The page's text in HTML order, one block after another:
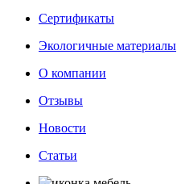
Сертификаты
Экологичные материалы
О компании
Отзывы
Новости
Статьи